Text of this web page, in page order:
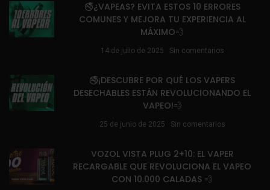
🚭¿VAPEAS? EVITA ESTOS 10 ERRORES
COMUNES Y MEJORA TU EXPERIENCIA AL
MÁXIMO💨
14 de julio de 2025 Sin comentarios
🚭¡DESCUBRE POR QUÉ LOS VAPERS
DESECHABLES ESTÁN REVOLUCIONANDO EL
VAPEO!💨
25 de junio de 2025 Sin comentarios
VOZOL VISTA PLUG 2+10: EL VAPER
RECARGABLE QUE REVOLUCIONA EL VAPEO
CON 10.000 CALADAS 💨